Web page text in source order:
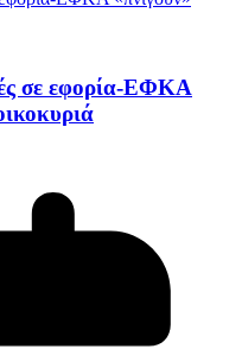
σε εφορία-ΕΦΚΑ